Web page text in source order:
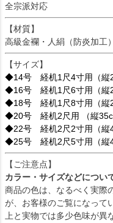
全宗派対応
【材質】
高級金襴・人絹（防炎加工）
【サイズ】
◆14号 経机1尺4寸用（縦
◆16号 経机1尺6寸用（縦
◆18号 経机1尺8寸用（縦
◆20号 経机2尺用 （縦
◆22号 経机2尺2寸用（縦
◆25号 経机2尺5寸用（縦
【ご注意点】
カラー・サイズなどについ
商品の色は、なるべく実際
が、お客様のご覧になって
上と実物では多少色味が異